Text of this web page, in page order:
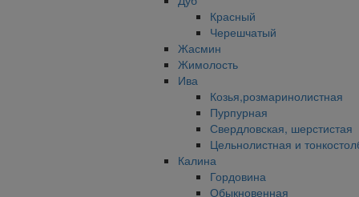
Красный
Черешчатый
Жасмин
Жимолость
Ива
Козья,розмаринолистная
Пурпурная
Свердловская, шерстистая
Цельнолистная и
Калина
Гордовина
Обыкновенная